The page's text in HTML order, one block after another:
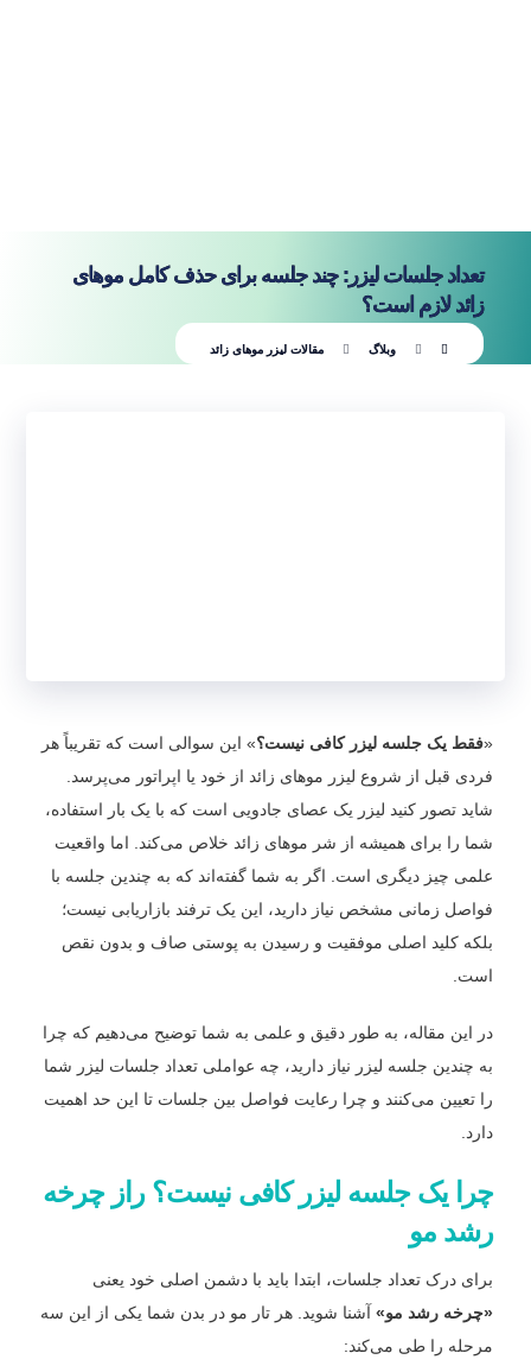
تعداد جلسات لیزر: چند جلسه برای حذف کامل موهای
زائد لازم است؟
وبلاگ مقالات لیزر موهای زائد
«فقط یک جلسه لیزر کافی نیست؟» این سوالی است که تقریباً هر
فردی قبل از شروع لیزر موهای زائد از خود یا اپراتور می‌پرسد.
شاید تصور کنید لیزر یک عصای جادویی است که با یک بار استفاده،
شما را برای همیشه از شر موهای زائد خلاص می‌کند. اما واقعیت
علمی چیز دیگری است. اگر به شما گفته‌اند که به چندین جلسه با
فواصل زمانی مشخص نیاز دارید، این یک ترفند بازاریابی نیست؛
بلکه کلید اصلی موفقیت و رسیدن به پوستی صاف و بدون نقص
است.
در این مقاله، به طور دقیق و علمی به شما توضیح می‌دهیم که چرا
به چندین جلسه لیزر نیاز دارید، چه عواملی تعداد جلسات لیزر شما
را تعیین می‌کنند و چرا رعایت فواصل بین جلسات تا این حد اهمیت
دارد.
چرا یک جلسه لیزر کافی نیست؟ راز چرخه
رشد مو
برای درک تعداد جلسات، ابتدا باید با دشمن اصلی خود یعنی
«چرخه رشد مو» آشنا شوید. هر تار مو در بدن شما یکی از این سه
مرحله را طی می‌کند: